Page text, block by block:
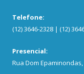
Telefone:
(12) 3646-2328 | (12)
Presencial:
Rua Dom Epaminondas,